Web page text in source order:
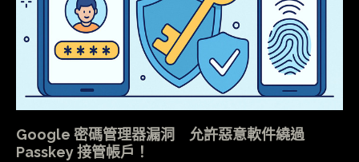
Google 密碼管理器漏洞 允許惡意軟件繞過
Passkey 接管帳戶！